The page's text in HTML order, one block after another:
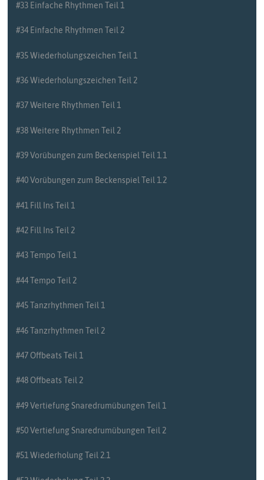
#33 Einfache Rhythmen Teil 1
#34 Einfache Rhythmen Teil 2
#35 Wiederholungszeichen Teil 1
#36 Wiederholungszeichen Teil 2
#37 Weitere Rhythmen Teil 1
#38 Weitere Rhythmen Teil 2
#39 Vorübungen zum Beckenspiel Teil 1.1
#40 Vorübungen zum Beckenspiel Teil 1.2
#41 Fill Ins Teil 1
#42 Fill Ins Teil 2
#43 Tempo Teil 1
#44 Tempo Teil 2
#45 Tanzrhythmen Teil 1
#46 Tanzrhythmen Teil 2
#47 Offbeats Teil 1
#48 Offbeats Teil 2
#49 Vertiefung Snaredrumübungen Teil 1
#50 Vertiefung Snaredrumübungen Teil 2
#51 Wiederholung Teil 2.1